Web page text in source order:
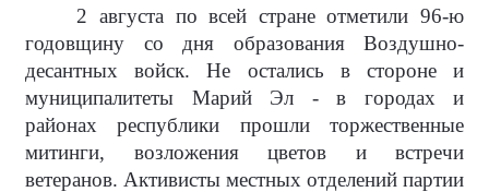
2 августа по всей стране отметили 96-ю
годовщину со дня образования Воздушно-
десантных войск. Не остались в стороне и
муниципалитеты Марий Эл - в городах и
районах республики прошли торжественные
митинги, возложения цветов и встречи
ветеранов. Активисты местных отделений партии